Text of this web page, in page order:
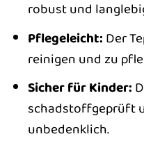
robust und
Pflegeleicht: Der
reinigen und zu
Sicher für Kinder:
schadstoffgeprüft
unbedenklich.